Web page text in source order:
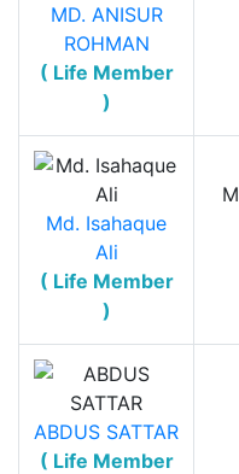
MD. ANISUR
ROHMAN
( Life Member
)
Md. Isahaque
Ali
( Life Member
)
ABDUS SATTAR
( Life Member